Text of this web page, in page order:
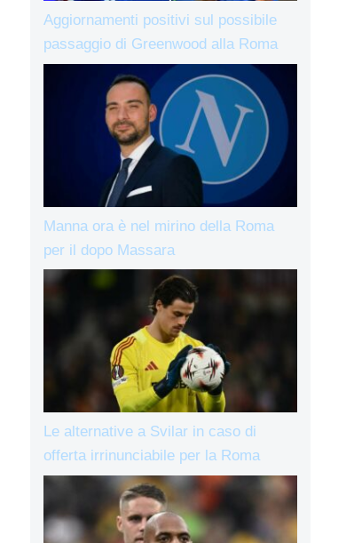
Aggiornamenti positivi sul possibile
passaggio di Greenwood alla Roma
Manna ora è nel mirino della Roma
per il dopo Massara
Le alternative a Svilar in caso di
offerta irrinunciabile per la Roma